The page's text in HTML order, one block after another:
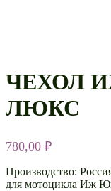
ЧЕХОЛ
ЛЮКС
780,00 ₽
Производство:
для мотоцикла Иж